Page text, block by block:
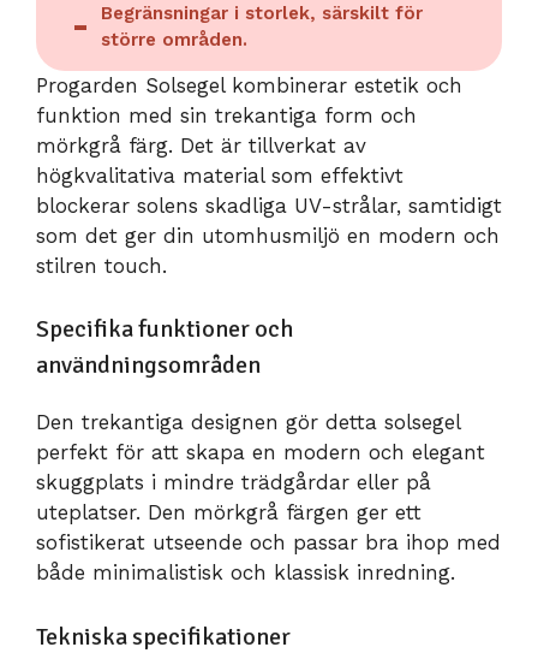
Begränsningar i storlek, särskilt för
större områden.
Progarden Solsegel kombinerar estetik och
funktion med sin trekantiga form och
mörkgrå färg. Det är tillverkat av
högkvalitativa material som effektivt
blockerar solens skadliga UV-strålar, samtidigt
som det ger din utomhusmiljö en modern och
stilren touch.
Specifika funktioner och
användningsområden
Den trekantiga designen gör detta solsegel
perfekt för att skapa en modern och elegant
skuggplats i mindre trädgårdar eller på
uteplatser. Den mörkgrå färgen ger ett
sofistikerat utseende och passar bra ihop med
både minimalistisk och klassisk inredning.
Tekniska specifikationer